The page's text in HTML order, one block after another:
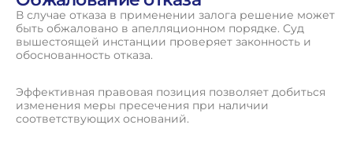
В случае отказа в применении залога решение может
быть обжаловано в апелляционном порядке. Суд
вышестоящей инстанции проверяет законность и
обоснованность отказа.
Эффективная правовая позиция позволяет добиться
изменения меры пресечения при наличии
соответствующих оснований.